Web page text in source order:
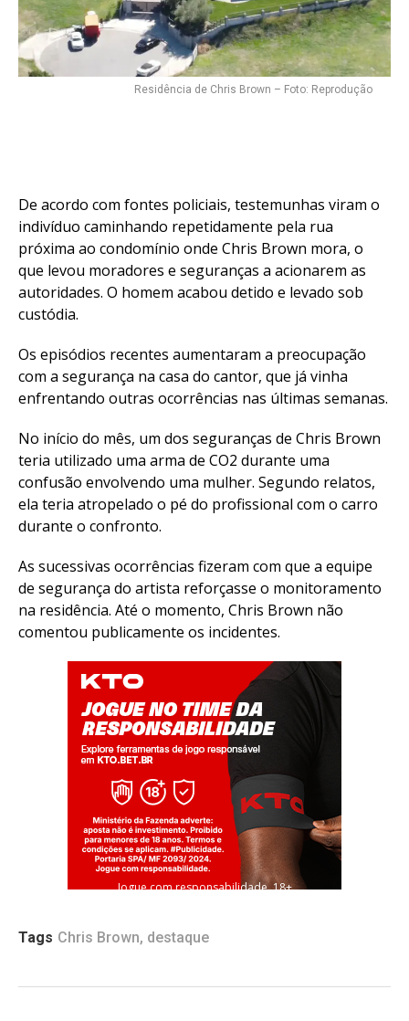
Residência de Chris Brown – Foto: Reprodução
De acordo com fontes policiais, testemunhas viram o
indivíduo caminhando repetidamente pela rua
próxima ao condomínio onde Chris Brown mora, o
que levou moradores e seguranças a acionarem as
autoridades. O homem acabou detido e levado sob
custódia.
Os episódios recentes aumentaram a preocupação
com a segurança na casa do cantor, que já vinha
enfrentando outras ocorrências nas últimas semanas.
No início do mês, um dos seguranças de Chris Brown
teria utilizado uma arma de CO2 durante uma
confusão envolvendo uma mulher. Segundo relatos,
ela teria atropelado o pé do profissional com o carro
durante o confronto.
As sucessivas ocorrências fizeram com que a equipe
de segurança do artista reforçasse o monitoramento
na residência. Até o momento, Chris Brown não
comentou publicamente os incidentes.
Jogue com responsabilidade. 18+
Tags Chris Brown, destaque